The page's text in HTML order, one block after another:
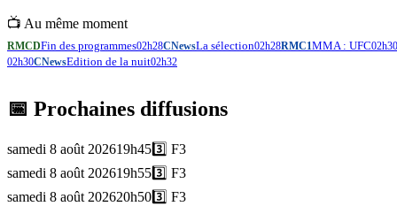
📺 Au même moment
RMCDFin des programmes02h28CNewsLa sélection02h28RMC1MMA : UFC02h30
02h30CNewsEdition de la nuit02h32
📅 Prochaines diffusions
samedi 8 août 202619h453️⃣ F3
samedi 8 août 202619h553️⃣ F3
samedi 8 août 202620h503️⃣ F3